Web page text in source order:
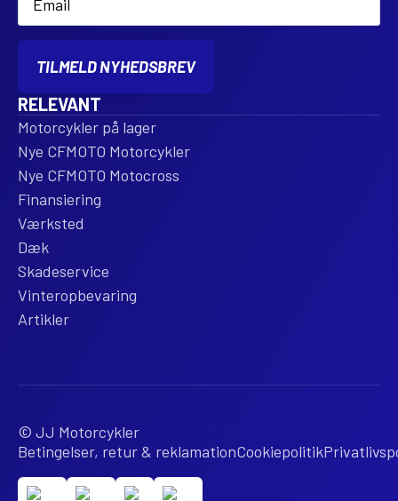
TILMELD NYHEDSBREV
RELEVANT
Motorcykler på lager
Nye CFMOTO Motorcykler
Nye CFMOTO Motocross
Finansiering
Værksted
Dæk
Skadeservice
Vinteropbevaring
Artikler
© JJ Motorcykler
Betingelser, retur & reklamationCookiepolitik